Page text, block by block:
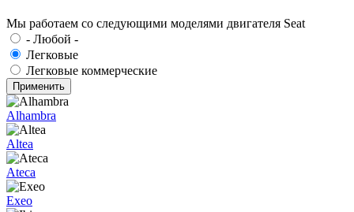
Мы работаем со следующими моделями двигателя Seat
- Любой -
Легковые
Легковые коммерческие
Alhambra
Altea
Ateca
Exeo